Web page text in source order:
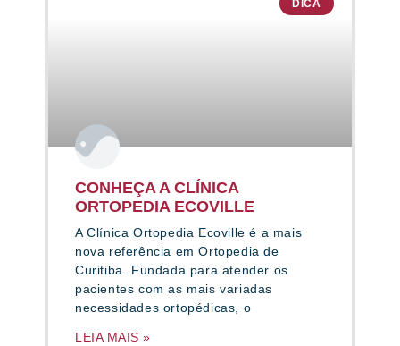
DICA
CONHEÇA A CLÍNICA
ORTOPEDIA ECOVILLE
A Clínica Ortopedia Ecoville é a mais
nova referência em Ortopedia de
Curitiba. Fundada para atender os
pacientes com as mais variadas
necessidades ortopédicas, o
LEIA MAIS »